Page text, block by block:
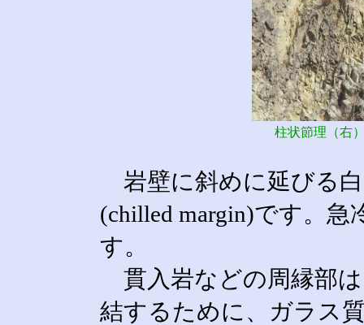
柱状節理（右
岩壁に斜めに延びる
(chilled margin)です。
す。
貫入岩などの周縁部
結するために、ガラス